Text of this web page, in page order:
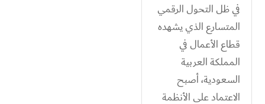
في ظل التحول الرقمي
المتسارع الذي يشهده
قطاع الأعمال في
المملكة العربية
السعودية، أصبح
الاعتماد على الأنظمة